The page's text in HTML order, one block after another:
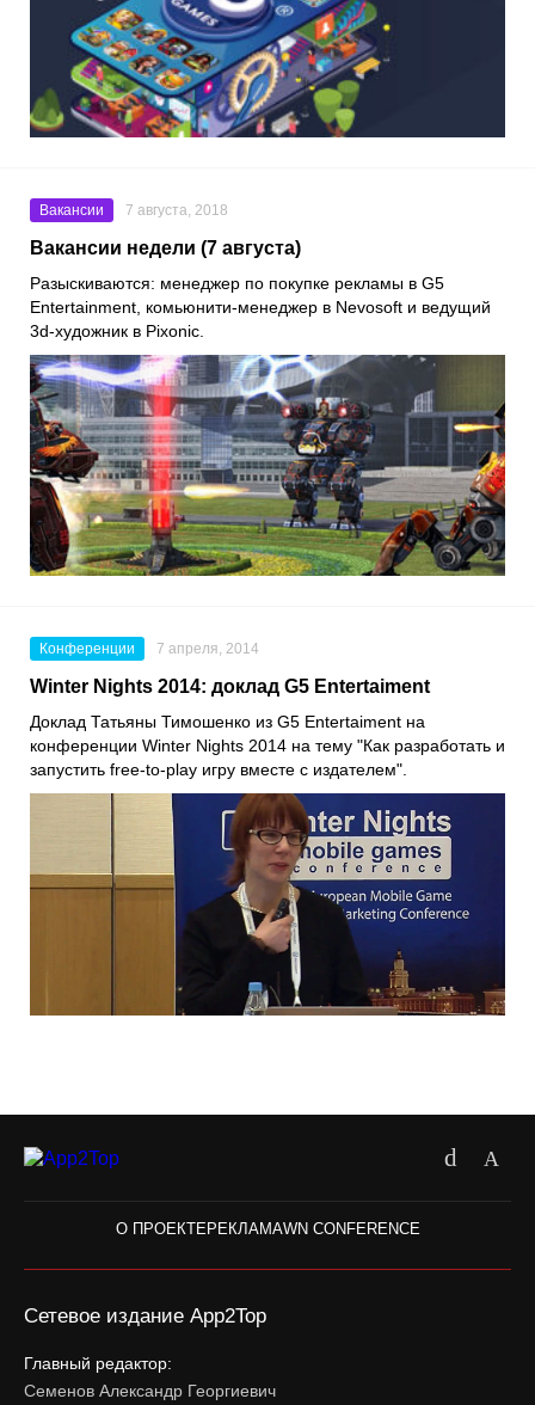
Вакансии 7 августа, 2018
Вакансии недели (7 августа)
Разыскиваются: менеджер по покупке рекламы в G5
Entertainment, комьюнити-менеджер в Nevosoft и ведущий
3d-художник в Pixonic.
Конференции 7 апреля, 2014
Winter Nights 2014: доклад G5 Entertaiment
Доклад Татьяны Тимошенко из G5 Entertaiment на
конференции Winter Nights 2014 на тему "Как разработать и
запустить free-to-play игру вместе с издателем".
О ПРОЕКТЕРЕКЛАМАWN CONFERENCE
Сетевое издание App2Top
Главный редактор:
Семенов Александр Георгиевич